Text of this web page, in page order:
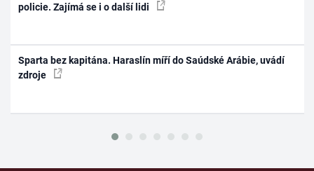
policie. Zajímá se i o další lidi
Sparta bez kapitána. Haraslín míří do Saúdské Arábie, uvádí
zdroje